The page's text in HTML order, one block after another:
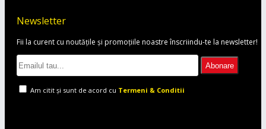
Newsletter
Fii la curent cu noutățile și promoțiile noastre înscriindu-te la newsletter!
Abonare
Am citit şi sunt de acord cu Termeni & Conditii